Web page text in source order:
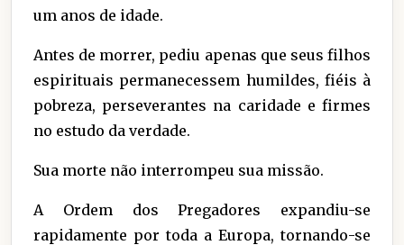
um anos de idade.
Antes de morrer, pediu apenas que seus filhos
espirituais permanecessem humildes, fiéis à
pobreza, perseverantes na caridade e firmes
no estudo da verdade.
Sua morte não interrompeu sua missão.
A Ordem dos Pregadores expandiu-se
rapidamente por toda a Europa, tornando-se